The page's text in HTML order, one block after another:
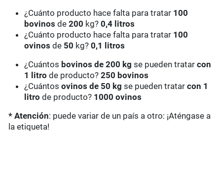
¿Cuánto producto hace falta para tratar 100
bovinosde 200 kg?0,4 litros
¿Cuánto producto hace falta para tratar 100
ovinosde 50 kg?0,1 litros
¿Cuántos bovinos de 200 kg se pueden tratarcon
1 litro de producto?250 bovinos
¿Cuántosovinos de 50 kg se pueden tratarcon 1
litro de producto? 1000 ovinos
* Atención: puede variar de un país a otro: ¡Aténgase a
la etiqueta!